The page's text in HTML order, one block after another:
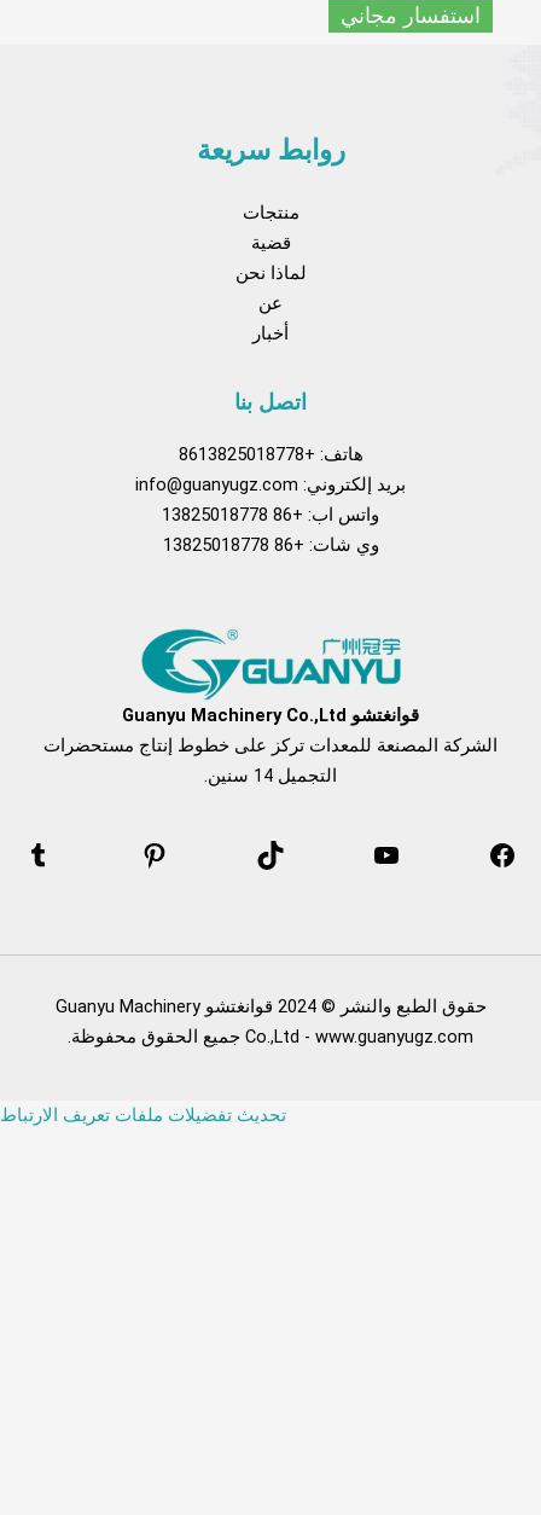
استفسار مجاني
روابط سريعة
منتجات
قضية
لماذا نحن
أخبار
اتصل بنا
هاتف: +8613825018778
بريد إلكتروني:info@guanyugz.com
واتس اب: +86 13825018778
وي شات: +86 13825018778
قوانغتشو Guanyu Machinery Co.,Ltd
الشركة المصنعة للمعدات تركز على خطوط إنتاج مستحضرات
التجميل 14 سنين.
حقوق الطبع والنشر © 2024 قوانغتشو Guanyu Machinery
Co.,Ltd - www.guanyugz.com جميع الحقوق محفوظة.
تحديث تفضيلات ملفات تعريف الارتباط